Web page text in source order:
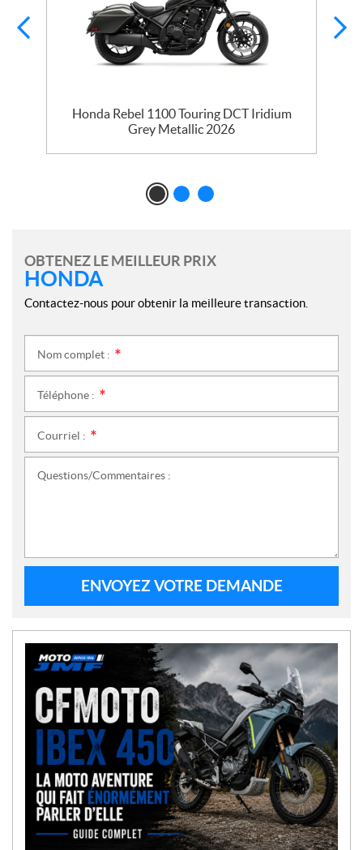
Honda Rebel 1100 Touring DCT Iridium
Grey Metallic 2026
OBTENEZ LE MEILLEUR PRIX
HONDA
Contactez-nous pour obtenir la meilleure transaction.
Nom complet :
Téléphone :
Courriel :
Questions/Commentaires :
ENVOYEZ VOTRE DEMANDE
O
U